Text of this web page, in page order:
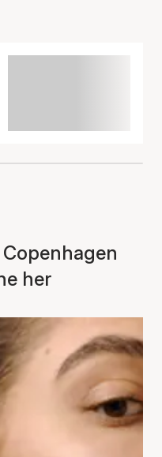
her